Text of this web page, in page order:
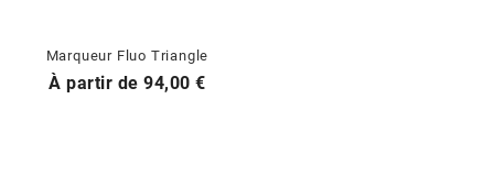
Marqueur Fluo Triangle
À partir dePrix
94,00 €